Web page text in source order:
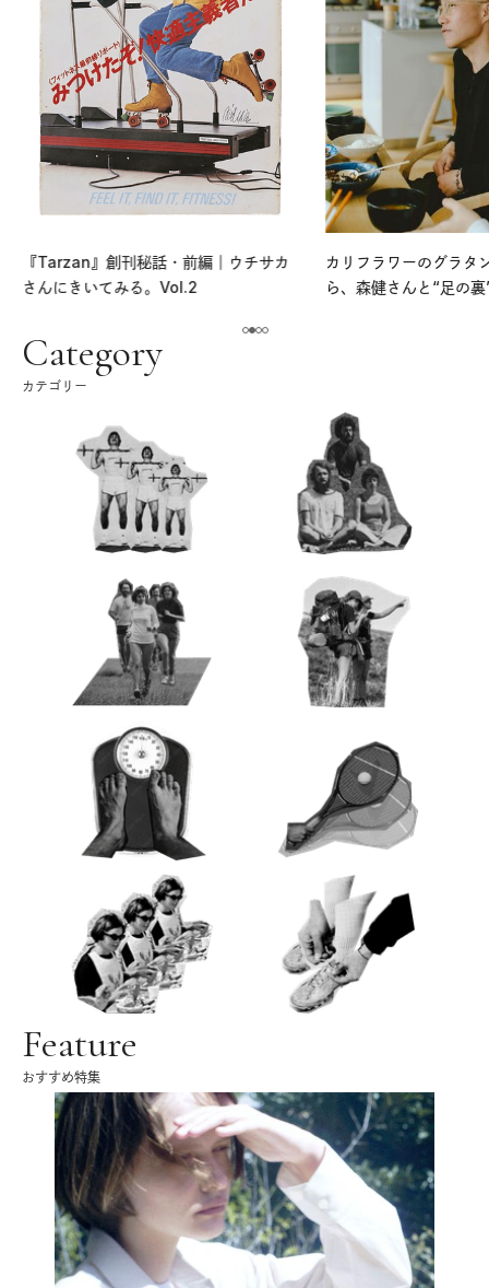
『Tarzan』創刊秘話・前編｜ウチサカ
さんにきいてみる。Vol.2
カリフラワーのグラタ
ら、森健さんと“足の
Category
カテゴリー
Feature
おすすめ特集